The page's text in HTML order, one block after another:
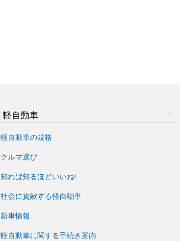
軽自動車
軽自動車の規格
クルマ選び
知れば知るほどいいね!
社会に貢献する軽自動車
新車情報
軽自動車に関する手続き案内